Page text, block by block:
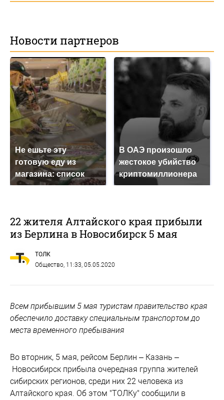
Новости партнеров
Не ешьте эту
готовую еду из
магазина: список
В ОАЭ произошло
жестокое убийство
криптомиллионера
22 жителя Алтайского края прибыли
из Берлина в Новосибирск 5 мая
ТОЛК
Общество, 11:33, 05.05.2020
Всем прибывшим 5 мая туристам правительство края
обеспечило доставку специальным транспортом до
места временного пребывания
Во вторник, 5 мая, рейсом Берлин – Казань –
Новосибирск прибыла очередная группа жителей
сибирских регионов, среди них 22 человека из
Алтайского края. Об этом "ТОЛКу" сообщили в